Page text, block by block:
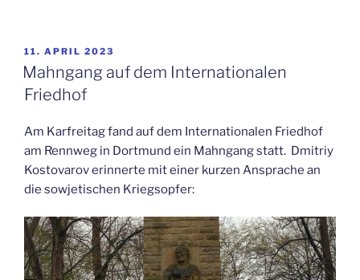
VERÖFFENTLICHT
AM
11. APRIL 2023
Mahngang auf dem Internationalen
Friedhof
Am Karfreitag fand auf dem Internationalen Friedhof
am Rennweg in Dortmund ein Mahngang statt. Dmitriy
Kostovarov erinnerte mit einer kurzen Ansprache an
die sowjetischen Kriegsopfer: